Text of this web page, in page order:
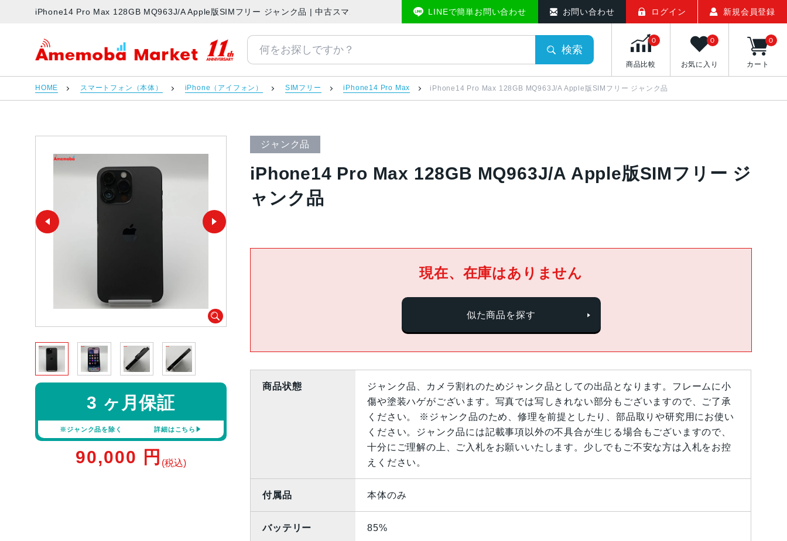
iPhone14 Pro Max 128GB MQ963J/A Apple版SIMフリー ジャンク品 | 中古スマホ販売のアメモバマーケットLINEで簡単お問い合わせ お問い合わせ ログイン 新規会員登録
アメモバマーケット
検索
商品比較
0
お気に入り
0
カート
0
HOME スマートフォン（本体） iPhone（アイフォン） SIMフリー iPhone14 Pro Max iPhone14 Pro Max 128GB MQ963J/A Apple版SIMフリー ジャンク品
ジャンク品
iPhone14 Pro Max 128GB MQ963J/A Apple版SIMフリー ジ
ャンク品
3 ヶ月保証
※ジャンク品を除く 詳細はこちら
90,000 円 (税込)
現在、在庫はありません
似た商品を探す
商品状態
ジャンク品、カメラ割れのためジャンク品としての出品となります。フレームに小
傷や塗装ハゲがございます。写真では写しきれない部分もございますので、ご了承
ください。 ※ジャンク品のため、修理を前提としたり、部品取りや研究用にお使い
ください。ジャンク品には記載事項以外の不具合が生じる場合もございますので、
十分にご理解の上、ご入札をお願いいたします。少しでもご不安な方は入札をお控
えください。
付属品 本体のみ
バッテリー 85%